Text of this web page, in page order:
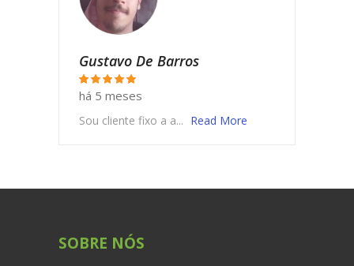
Gustavo De Barros
há 5 meses
Sou cliente fixo a a... Read More
SOBRE NÓS